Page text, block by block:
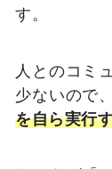
す。
人とのコミ
少ないので
を自ら実行